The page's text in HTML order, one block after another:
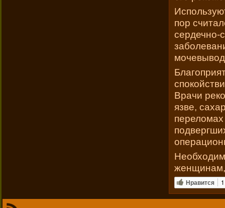
пор
сердечно-
Врачи
язве,
Нравится 1